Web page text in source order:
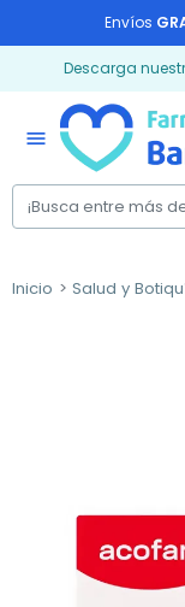
Envíos
Descarga
menu
Inicio Salud y